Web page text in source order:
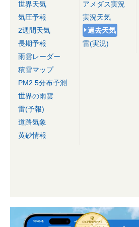
世界天気
気圧予報
2週間天気
長期予報
雨雲レーダー
積雪マップ
PM2.5分布予測
世界の雨雲
雷(予報)
道路気象
黄砂情報
アメダス実況
実況天気
過去天気
雷(実況)